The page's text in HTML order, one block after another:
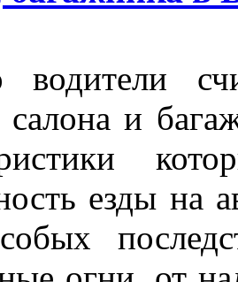
водители
и
езды на